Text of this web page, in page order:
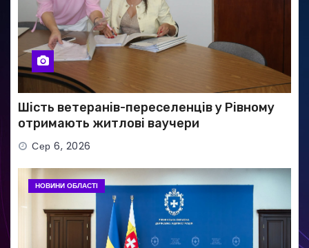
Шість ветеранів-переселенців у Рівному
отримають житлові ваучери
Сер 6, 2026
НОВИНИ ОБЛАСТІ